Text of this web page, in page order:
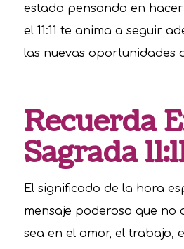
estado pensando en
el 11:11 te anima a seguir
las nuevas oportunidades
Recuerda
Sagrada
El significado de la hora
mensaje poderoso que no
sea en el amor, el trabajo,